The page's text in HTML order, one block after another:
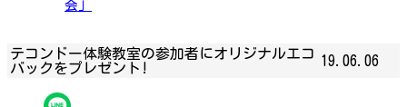
会」
テコンドー体験教室の参加者にオリジナルエコ
バックをプレゼント!
19.06.06